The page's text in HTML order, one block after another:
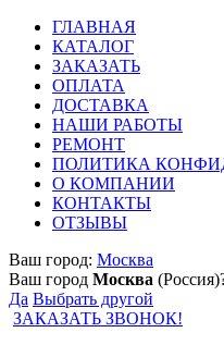
ГЛАВНАЯ
КАТАЛОГ
ЗАКАЗАТЬ
ОПЛАТА
ДОСТАВКА
НАШИ РАБОТЫ
РЕМОНТ
ПОЛИТИКА
О КОМПАНИИ
КОНТАКТЫ
ОТЗЫВЫ
Ваш город: Москва
Ваш город Москва
Да Выбрать другой
ЗАКАЗАТЬ ЗВОНОК!